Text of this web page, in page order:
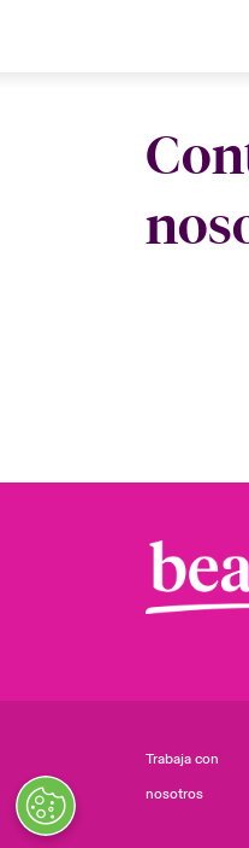
Trabaja con
nosotros